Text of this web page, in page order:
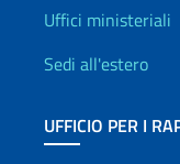
Uffici e
Uffici ministeriali
Sedi all'estero
UFFICIO PER I